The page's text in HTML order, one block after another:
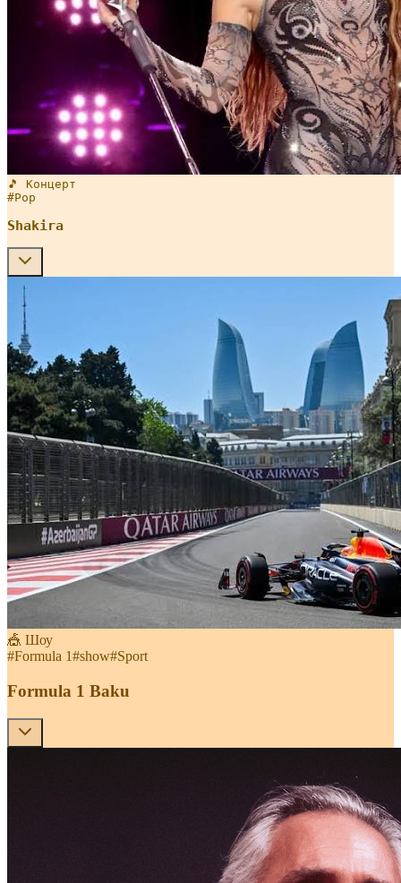
🎵 Концерт
#Pop
Shakira
🎪 Шоу
#Formula 1#show#Sport
Formula 1 Baku